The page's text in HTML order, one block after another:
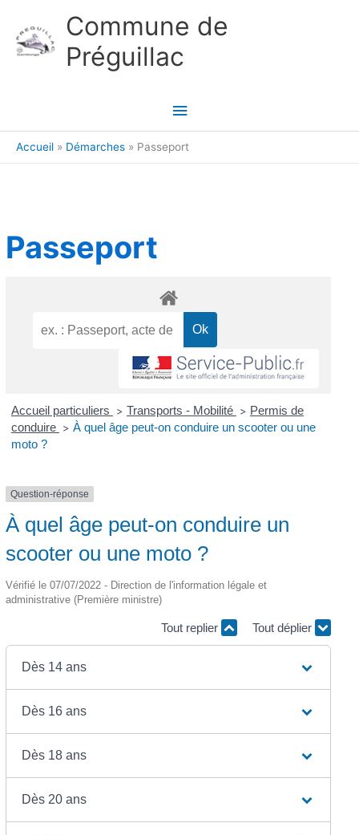
Commune de
Préguillac
Menu
principal
Accueil Démarches Passeport
Passeport
Accueil particuliers > Transports - Mobilité > Permis de
conduire > À quel âge peut-on conduire un scooter ou une
moto ?
Question-réponse
À quel âge peut-on conduire un
scooter ou une moto ?
Vérifié le 07/07/2022 - Direction de l'information légale et
administrative (Première ministre)
Tout replier Tout déplier
Dès 14 ans
Dès 16 ans
Dès 18 ans
Dès 20 ans